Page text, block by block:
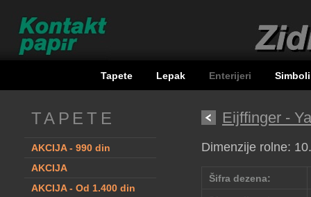
Tapete Lepak Enterijeri Simboli
TAPETE
AKCIJA - 990 din
AKCIJA
AKCIJA - Od 1.400 din
Eijffinger -
Dimenzije rolne:
Šifra dezena: